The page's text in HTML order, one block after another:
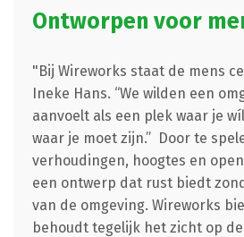
Ontworpen voor
"Bij Wireworks staat de mens
Ineke Hans. “We wilden een
aanvoelt als een plek waar je
waar je moet zijn.” Door te
verhoudingen, hoogtes en
een ontwerp dat rust biedt
van de omgeving. Wireworks
behoudt tegelijk het zicht op de